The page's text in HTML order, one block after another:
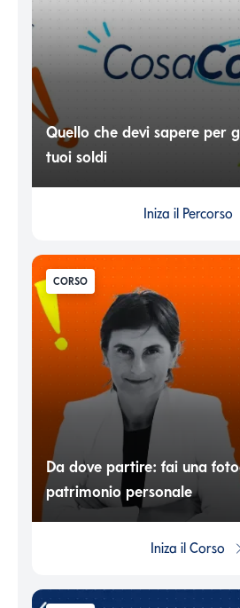
Quello che devi sapere per
tuoi soldi
Iniza il Percorso
CORSO
Da dove partire: fai una
patrimonio personale
Iniza il Corso